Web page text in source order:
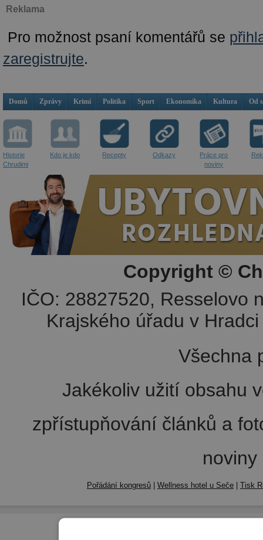
Reklama
Pro možnost psaní komentářů se
zaregistrujte.
Domů Zprávy Krimi Politika Sport Ekonomika Kultura Od
Historie
Chrudimi
Kdo je kdo Recepty Odkazy
Práce pro
noviny
Copyright ©
IČO: 28827520, Resselovo
Krajského úřadu v
Všechna
Jakékoliv užití obsahu
zpřístupňování článků a
Pořádání kongresů Wellness hotel u Seče Tisk